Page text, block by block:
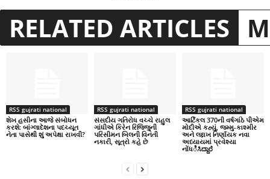
RELATED ARTICLES
RSS gujrati national
શેખ હસીના આજે સંબોધન
કરશે: બાંગ્લાદેશના પદચ્યૂત
નેતા પાસેથી શું અપેક્ષા રાખવી?
RSS gujrati national
સંસદીય ગતિરોધ વચ્ચે રાહુલ
ગાંધીએ કિરેન રિજિજુની
પરિસીમન બિલની વિનંતી
નકારી, સૂત્રો કહે છે
RSS gujrati national
આર્ટિકલ 370ની વર્ષગાંઠે પીએમ
મોદીએ કહ્યું, જમ્મુ-કાશ્મીર
અને લદ્દાખ નિર્ણાયક નવા
અધ્યાયમાં પ્રવેશ્યા
નોંધಿಸಿದ್ದಾರೆ